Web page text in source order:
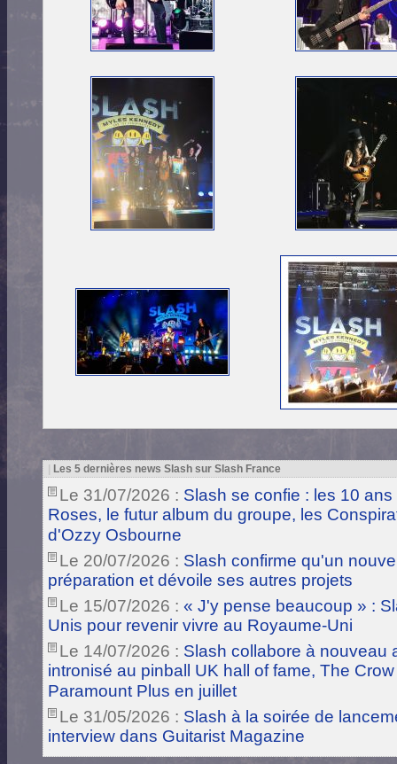
Les 5 dernières news Slash sur Slash France
Le 31/07/2026 : Slash se confie : les 10
Roses, le futur album du groupe, les
d'Ozzy Osbourne
Le 20/07/2026 : Slash confirme qu'un
préparation et dévoile ses autres projets
Le 15/07/2026 : « J'y pense beaucoup » :
Unis pour revenir vivre au Royaume-Uni
Le 14/07/2026 : Slash collabore à nouveau
intronisé au pinball UK hall of fame, The
Paramount Plus en juillet
Le 31/05/2026 : Slash à la soirée de
interview dans Guitarist Magazine